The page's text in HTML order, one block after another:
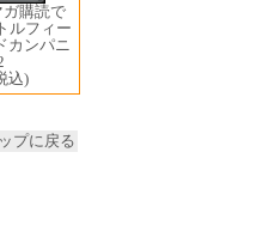
購読で
ルフィー
カンパニ
込)
プに戻る